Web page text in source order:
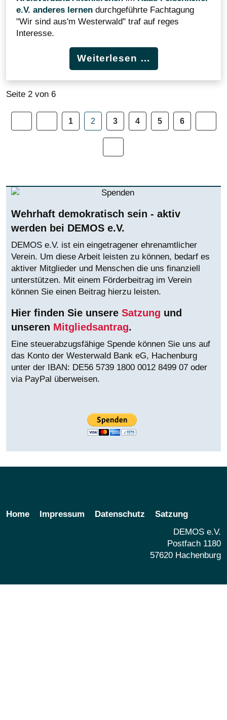
e.V. anderes lernen durchgeführte Fachtagung
"Wir sind aus'm Westerwald" traf auf reges
Interesse.
Weiterlesen …
Seite 2 von 6
1 2 3 4 5 6
Wehrhaft demokratisch sein - aktiv
werden bei DEMOS e.V.
DEMOS e.V. ist ein eingetragener ehrenamtlicher
Verein. Um diese Arbeit leisten zu können, bedarf es
aktiver Mitglieder und Menschen die uns finanziell
unterstützen. Mit einem Förderbeitrag im Verein
können Sie einen Beitrag hierzu leisten.
Hier finden Sie unsere Satzung und
unseren Mitgliedsantrag.
Eine steuerabzugsfähige Spende können Sie uns auf
das Konto der Westerwald Bank eG, Hachenburg
unter der IBAN: DE56 5739 1800 0012 8499 07 oder
via PayPal überweisen.
Home Impressum Datenschutz
Satzung
DEMOS e.V.
Postfach 1180
57620 Hachenburg